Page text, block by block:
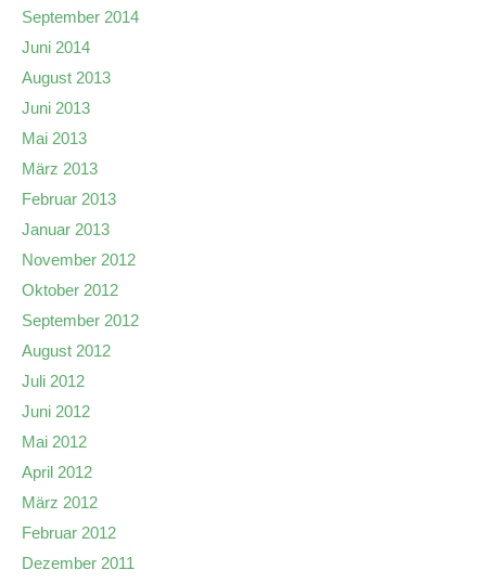
September 2014
Juni 2014
August 2013
Juni 2013
Mai 2013
März 2013
Februar 2013
Januar 2013
November 2012
Oktober 2012
September 2012
August 2012
Juli 2012
Juni 2012
Mai 2012
April 2012
März 2012
Februar 2012
Dezember 2011